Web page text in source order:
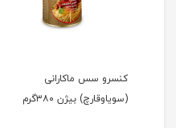
کنسرو سس ماکارانی
(سویا‌و‌قارچ) بیژن ۳۸۰گرم